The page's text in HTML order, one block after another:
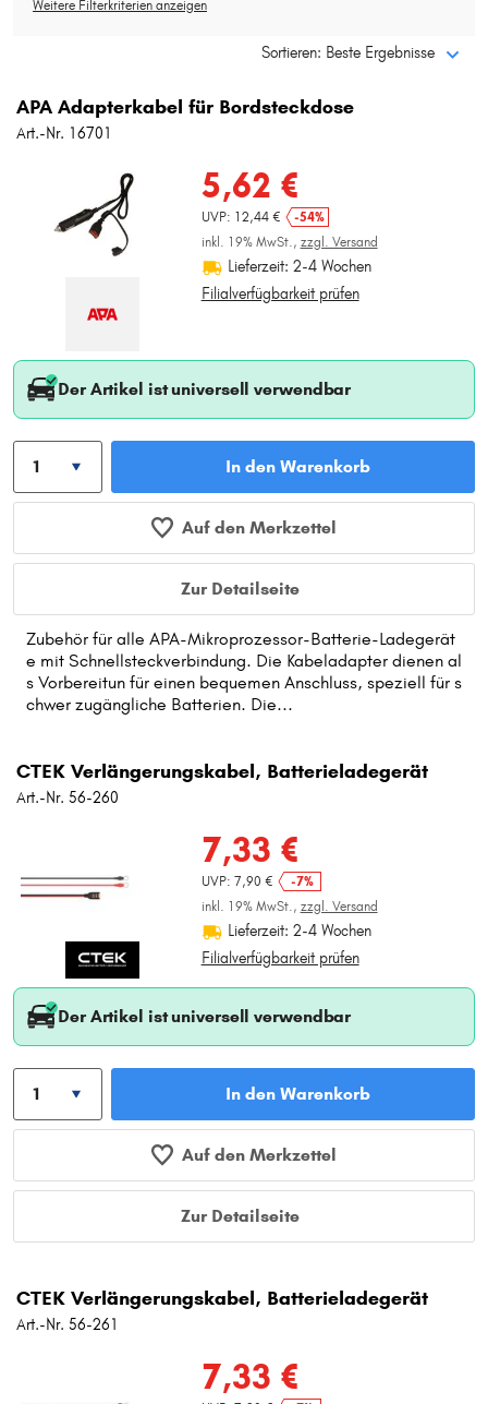
Typ wählen
Weitere Filterkriterien anzeigen
Sortieren: Beste Ergebnisse
APA Adapterkabel für Bordsteckdose
Art.-Nr. 16701
5,62 €
UVP: 12,44 €
-54%
inkl. 19% MwSt., zzgl. Versand
Lieferzeit: 2-4 Wochen
Filialverfügbarkeit prüfen
Der Artikel ist universell verwendbar
In den Warenkorb
Auf den Merkzettel
Zur Detailseite
Zubehör für alle APA-Mikroprozessor-Batterie-Ladegerät
e mit Schnellsteckverbindung. Die Kabeladapter dienen al
s Vorbereitun für einen bequemen Anschluss, speziell für s
chwer zugängliche Batterien. Die...
CTEK Verlängerungskabel, Batterieladegerät
Art.-Nr. 56-260
7,33 €
UVP: 7,90 €
-7%
inkl. 19% MwSt., zzgl. Versand
Lieferzeit: 2-4 Wochen
Filialverfügbarkeit prüfen
Der Artikel ist universell verwendbar
In den Warenkorb
Auf den Merkzettel
Zur Detailseite
CTEK Verlängerungskabel, Batterieladegerät
Art.-Nr. 56-261
7,33 €